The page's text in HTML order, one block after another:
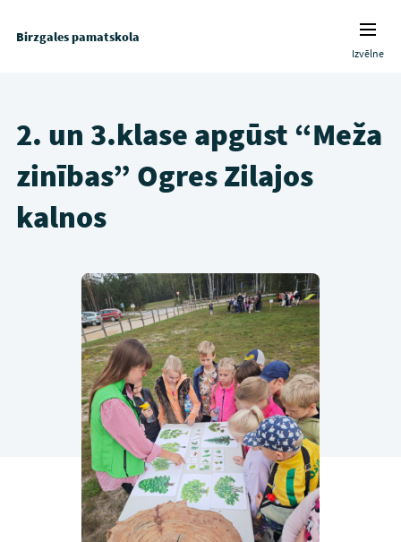
Birzgales pamatskola
Izvēlne
2. un 3.klase apgūst “Meža
zinības” Ogres Zilajos
kalnos